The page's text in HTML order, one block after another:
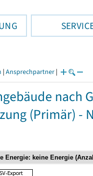
| Ansprechpartner |
nach
(Primär) -